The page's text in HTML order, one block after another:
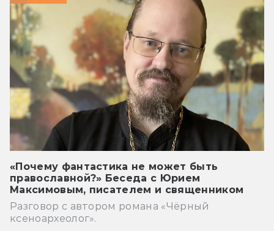
«Почему фантастика не может быть
православной?» Беседа с Юрием
Максимовым, писателем и священником
Разговор с автором романа «Чёрный
ксеноархеолог».